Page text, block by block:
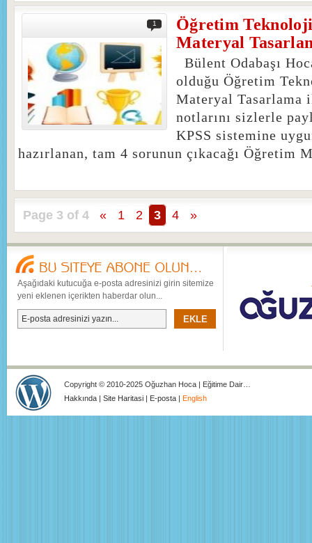
1
Öğretim
Materyal
Bülent Odabaşı
olduğu Öğretim
Materyal
notlarını sizlerle
KPSS sistemine
hazırlanan, tam 4 sorunun çıkacağı Öğretim
Page 3 of 4 « 1 2 3 4 »
Aşağıdaki kutucuğa e-posta adresinizi girin sitemize
yeni eklenen içerikten haberdar olun...
Copyright © 2010-2025 Oğuzhan Hoca | Eğitime Dair…
Hakkında | Site Haritasi | E-posta | English